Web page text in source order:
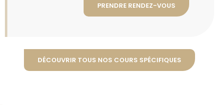
PRENDRE RENDEZ-VOUS
DÉCOUVRIR TOUS NOS COURS SPÉCIFIQUES